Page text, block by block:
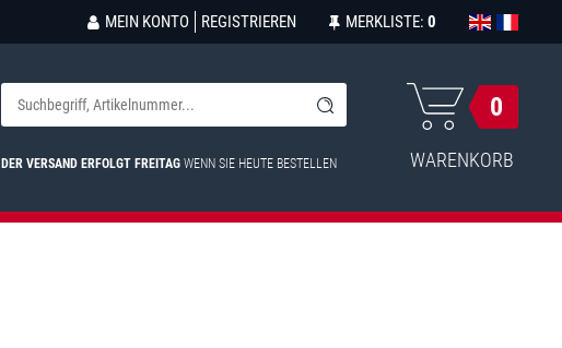
MEIN KONTO REGISTRIEREN MERKLISTE: 0
DER VERSAND ERFOLGT FREITAG WENN SIE HEUTE BESTELLEN
0
WARENKORB